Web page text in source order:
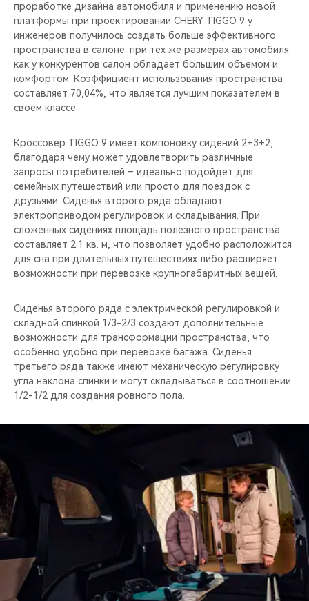
проработке дизайна автомобиля и применению новой
платформы при проектировании CHERY TIGGO 9 у
инженеров получилось создать больше эффективного
пространства в салоне: при тех же размерах автомобиля
как у конкурентов салон обладает большим объемом и
комфортом. Коэффициент использования пространства
составляет 70,04%, что является лучшим показателем в
своём классе.
Кроссовер TIGGO 9 имеет компоновку сидений 2+3+2,
благодаря чему может удовлетворить различные
запросы потребителей – идеально подойдет для
семейных путешествий или просто для поездок с
друзьями. Сиденья второго ряда обладают
электроприводом регулировок и складывания. При
сложенных сидениях площадь полезного пространства
составляет 2.1 кв. м, что позволяет удобно расположится
для сна при длительных путешествиях либо расширяет
возможности при перевозке крупногабаритных вещей.
Сиденья второго ряда с электрической регулировкой и
складной спинкой 1/3-2/3 создают дополнительные
возможности для трансформации пространства, что
особенно удобно при перевозке багажа. Сиденья
третьего ряда также имеют механическую регулировку
угла наклона спинки и могут складываться в соотношении
1/2-1/2 для создания ровного пола.